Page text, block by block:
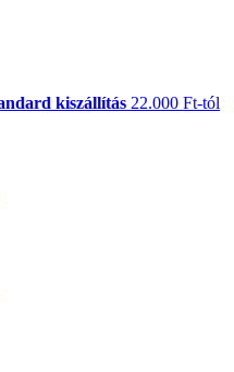
kiszállítás 22.000 Ft-tól